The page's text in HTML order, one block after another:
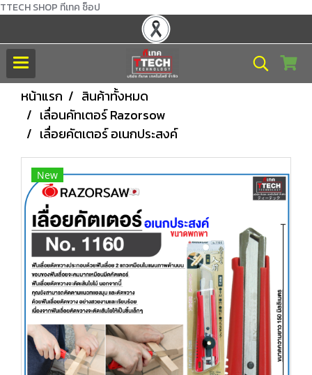
TTECH SHOP ทีเทค ช็อป
หน้าแรก
สินค้าทั้งหมด
เลื่อนคัทเตอร์ Razorsow
เลื่อยคัตเตอร์ อเนกประสงค์
New